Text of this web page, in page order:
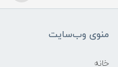
منوی وب‌سایت
خانه